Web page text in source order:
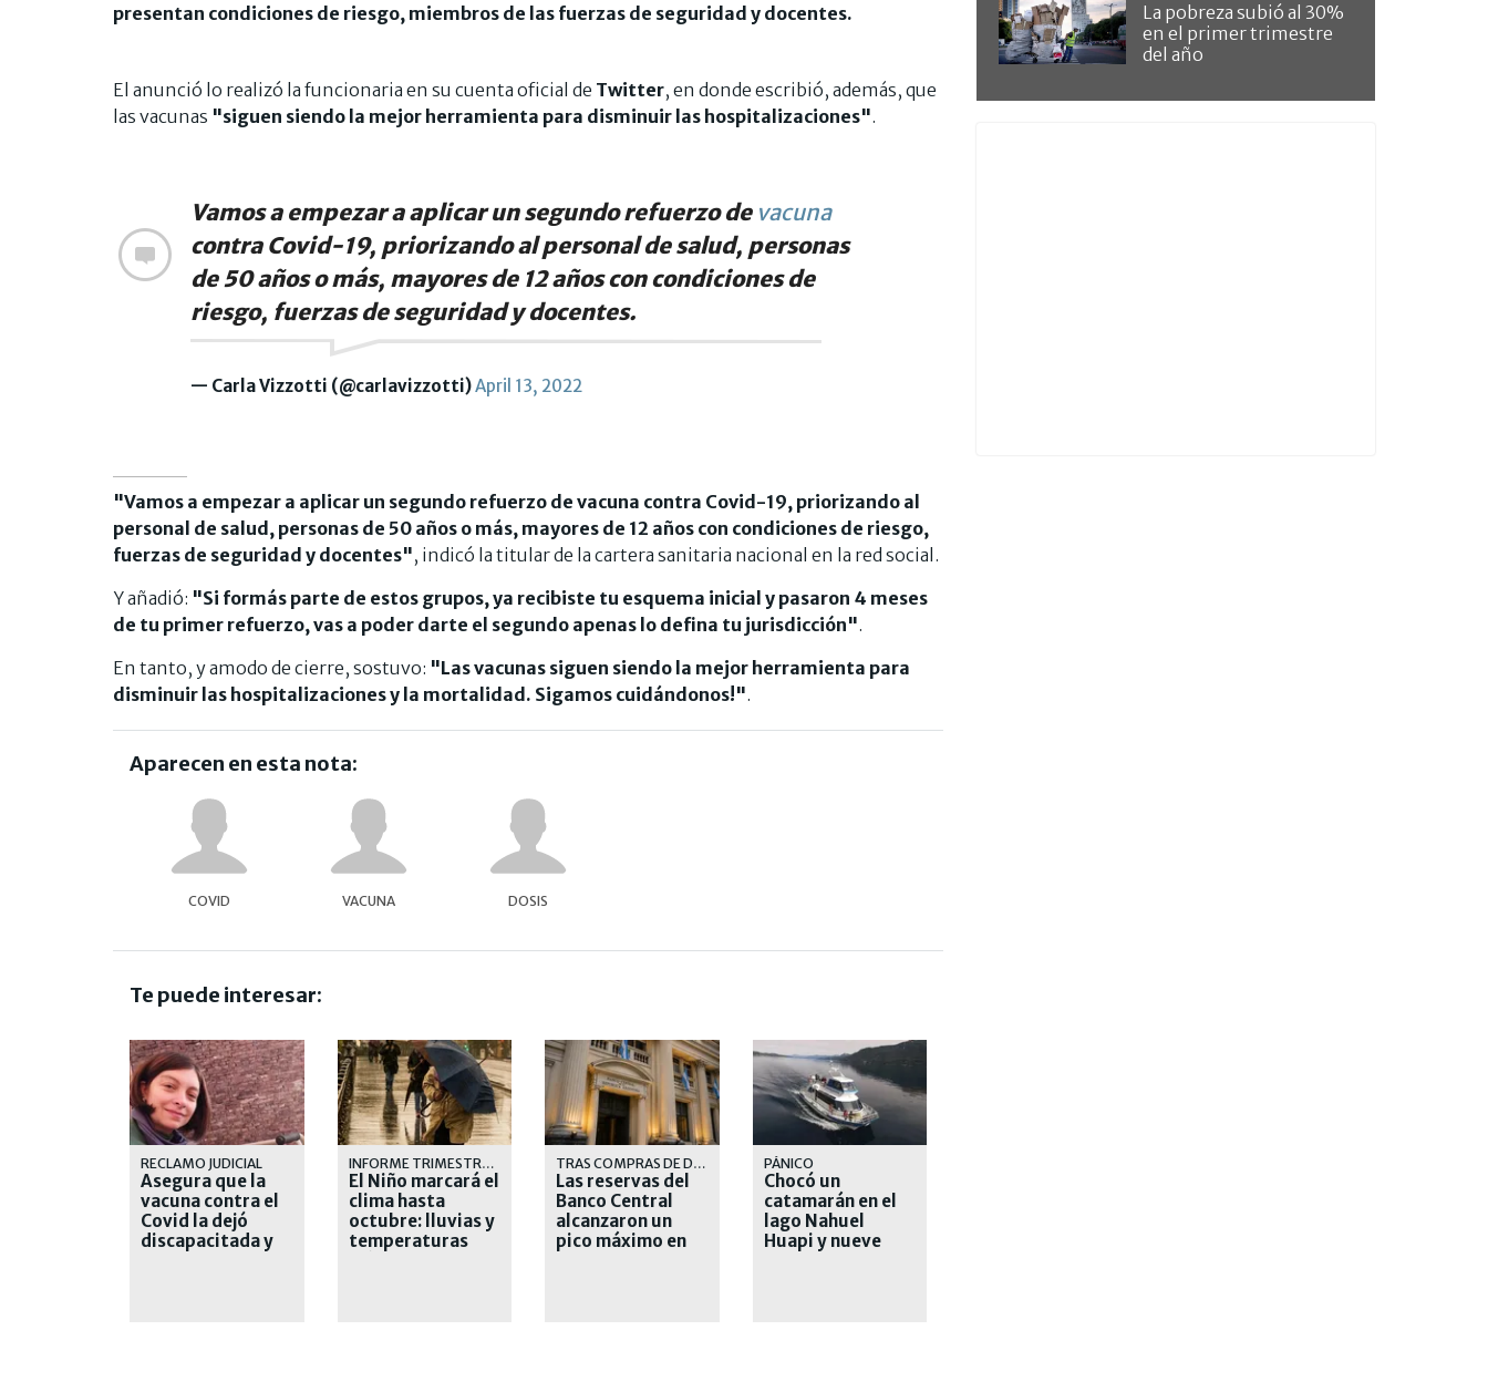
presentan condiciones de riesgo, miembros de las fuerzas de seguridad y docentes.
El anunció lo realizó la funcionaria en su cuenta oficial de Twitter, en donde escribió, además, que
las vacunas "siguen siendo la mejor herramienta para disminuir las hospitalizaciones".
Vamos a empezar a aplicar un segundo refuerzo de vacuna
contra Covid-19, priorizando al personal de salud, personas
de 50 años o más, mayores de 12 años con condiciones de
riesgo, fuerzas de seguridad y docentes.
— Carla Vizzotti (@carlavizzotti)April 13, 2022
"Vamos a empezar a aplicar un segundo refuerzo de vacuna contra Covid-19, priorizando al
personal de salud, personas de 50 años o más, mayores de 12 años con condiciones de riesgo,
fuerzas de seguridad y docentes", indicó la titular de la cartera sanitaria nacional en la red social.
Y añadió: "Si formás parte de estos grupos, ya recibiste tu esquema inicial y pasaron 4 meses
de tu primer refuerzo, vas a poder darte el segundo apenas lo defina tu jurisdicción".
En tanto, y amodo de cierre, sostuvo: "Las vacunas siguen siendo la mejor herramienta para
disminuir las hospitalizaciones y la mortalidad. Sigamos cuidándonos!".
Aparecen en esta nota:
COVID VACUNA DOSIS
Te puede interesar:
RECLAMO JUDICIAL
Asegura que la
vacuna contra el
Covid la dejó
discapacitada y
INFORME TRIMESTRAL DEL SMN
El Niño marcará el
clima hasta
octubre: lluvias y
temperaturas
TRAS COMPRAS DE DÓLARES
Las reservas del
Banco Central
alcanzaron un
pico máximo en
PÁNICO
Chocó un
catamarán en el
lago Nahuel
Huapi y nueve
La pobreza subió al 30%
en el primer trimestre
del año